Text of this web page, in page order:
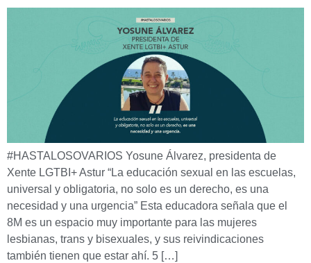
#HASTALOSOVARIOS Yosune Álvarez, presidenta de
Xente LGTBI+ Astur “La educación sexual en las escuelas,
universal y obligatoria, no solo es un derecho, es una
necesidad y una urgencia” Esta educadora señala que el
8M es un espacio muy importante para las mujeres
lesbianas, trans y bisexuales, y sus reivindicaciones
también tienen que estar ahí. 5 […]